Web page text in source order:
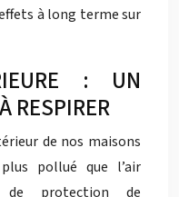
à long terme sur
: UN
RESPIRER
de nos maisons
pollué que l’air
de protection de